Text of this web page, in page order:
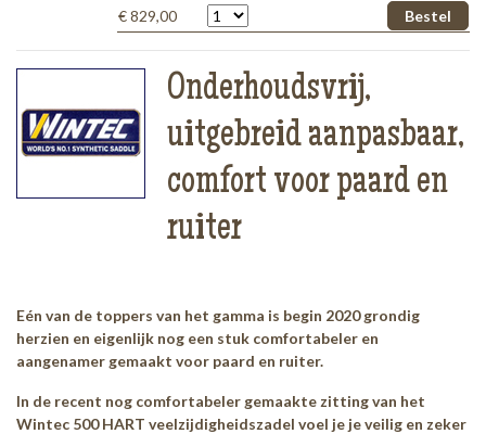
€ 829,00
Onderhoudsvrij,
uitgebreid aanpasbaar,
comfort voor paard en
ruiter
Eén van de toppers van het gamma is begin 2020 grondig
herzien en eigenlijk nog een stuk comfortabeler en
aangenamer gemaakt voor paard en ruiter.
In de recent nog comfortabeler gemaakte zitting van het
Wintec 500 HART veelzijdigheidszadel voel je je veilig en zeker